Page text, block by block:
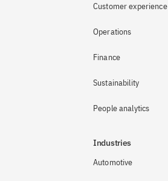
Customer experience
Operations
Finance
Sustainability
People analytics
Industries
Automotive